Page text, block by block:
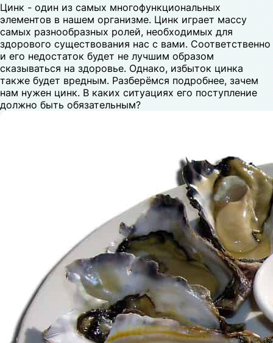
Цинк - один из самых многофункциональных
элементов в нашем организме. Цинк играет массу
самых разнообразных ролей, необходимых для
здорового существования нас с вами. Соответственно
и его недостаток будет не лучшим образом
сказываться на здоровье. Однако, избыток цинка
также будет вредным. Разберёмся подробнее, зачем
нам нужен цинк. В каких ситуациях его поступление
должно быть обязательным?